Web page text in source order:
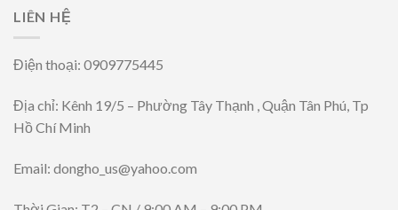
LIÊN HỆ
Điện thoại: 0909775445
Địa chỉ: Kênh 19/5 – Phường Tây Thạnh , Quận Tân Phú, Tp
Hồ Chí Minh
Email: dongho_us@yahoo.com